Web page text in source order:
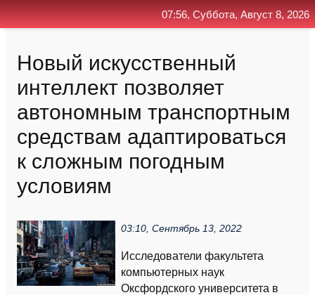
Новый искусственный
интеллект позволяет
автономным транспортным
средствам адаптироваться
к сложным погодным
условиям
03:10, Сентябрь 13, 2022
Исследователи факультета
компьютерных наук
Оксфордского университета в
07:56, Суббота, Август 8, 2026